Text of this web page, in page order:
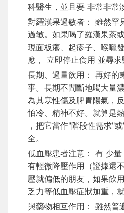
科醫生，並且要 非常非常
對羅漢果過敏者： 雖然罕
過敏。如果喝了羅漢果茶
現面板癢、起疹子、喉嚨
應， 立即停止食用 並尋求
長期、過量飲用： 再好的
事。長期不間斷地喝大量
為其寒性傷及脾胃陽氣，
怕冷、精神不好。就算是
，把它當作"階段性需求"
全。
低血壓患者注意： 有 少
有輕微降壓作用（證據還
壓就偏低的朋友，如果飲
乏力等低血壓症狀加重，
與藥物相互作用： 雖然普